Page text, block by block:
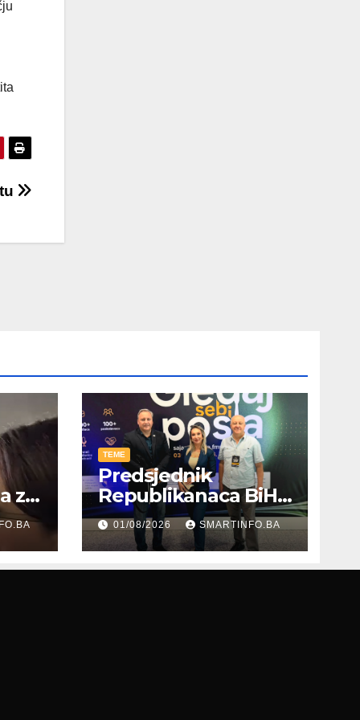
za
TEME
Predsjednik
Republikanaca BiH
Edin Garaplija
prisustvovao
prezentaciji
Federalnog sajma
01/08/2026 SMARTINFO.BA